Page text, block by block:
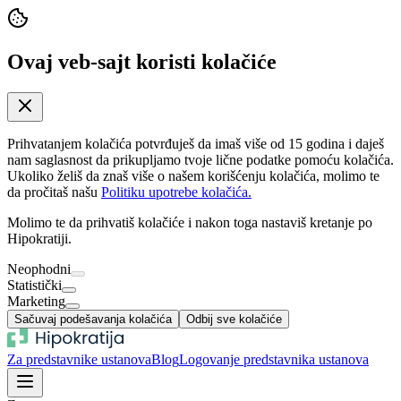
Ovaj veb-sajt koristi kolačiće
Prihvatanjem kolačića potvrđuješ da imaš više od 15 godina i daješ
nam saglasnost da prikupljamo tvoje lične podatke pomoću kolačića.
Ukoliko želiš da znaš više o našem korišćenju kolačića, molimo te
da pročitaš našu Politiku upotrebe kolačića.
Molimo te da prihvatiš kolačiće i nakon toga nastaviš kretanje po
Hipokratiji.
Neophodni
Statistički
Marketing
Sačuvaj podešavanja kolačića Odbij sve kolačiće
Za predstavnike ustanovaBlogLogovanje predstavnika ustanova